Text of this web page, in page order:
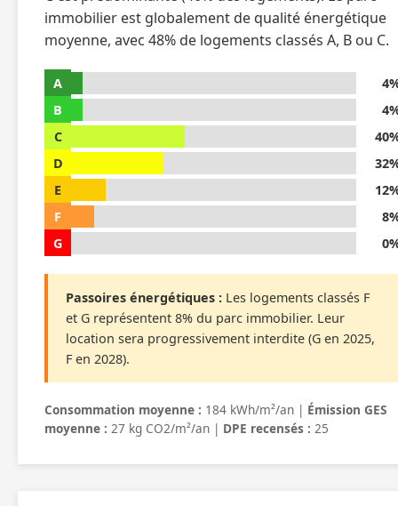
immobilier est globalement de qualité énergétique
moyenne, avec 48% de logements classés A, B ou C.
A
B
C
D
E
F
G
Passoires énergétiques : Les logements classés F
et G représentent 8% du parc immobilier. Leur
location sera progressivement interdite (G en 2025,
F en 2028).
Consommation moyenne : 184 kWh/m²/an | Émission GES
moyenne : 27 kg CO2/m²/an | DPE recensés : 25